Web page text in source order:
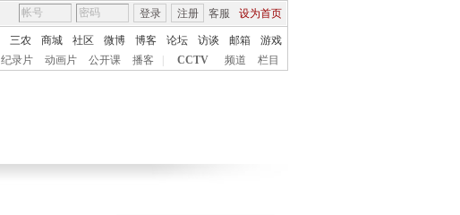
客服 设为首页
登录 注册
三农 商城 社区 微博 博客 论坛 访谈 邮箱
游戏
纪录片 动画片 公开课 播客 CCTV 频道 栏目